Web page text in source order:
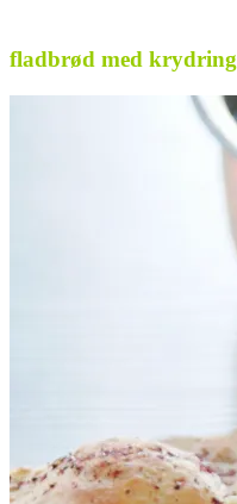
fladbrød med krydring